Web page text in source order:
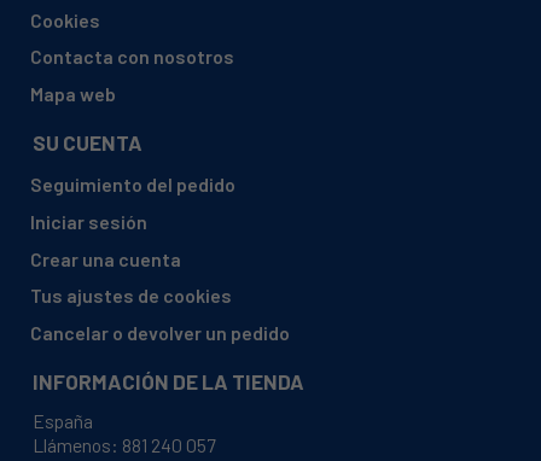
ARISTON, AAX 126 L (FR) 869990256990
ARISTON, AAX 149 L (FR) 869990262860
ARISTON, AB 103 46271130000
ARISTON, AB 103 M (TK) 869990283330
Cookies
Contacta con nosotros
Mapa web
SU CUENTA
Seguimiento del pedido
Iniciar sesión
Crear una cuenta
Tus ajustes de cookies
Cancelar o devolver un pedido
INFORMACIÓN DE LA TIENDA
España
Llámenos: 881 240 057